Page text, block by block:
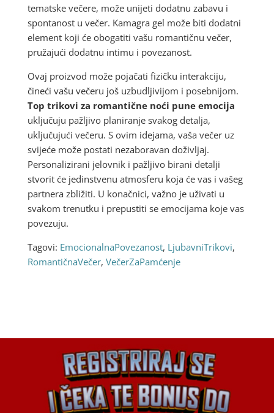
tematske večere, može unijeti dodatnu zabavu i
spontanost u večer. Kamagra gel može biti dodatni
element koji će obogatiti vašu romantičnu večer,
pružajući dodatnu intimu i povezanost.
Ovaj proizvod može pojačati fizičku interakciju,
čineći vašu večeru još uzbudljivijom i posebnijom.
Top trikovi za romantične noći pune emocija
uključuju pažljivo planiranje svakog detalja,
uključujući večeru. S ovim idejama, vaša večer uz
svijeće može postati nezaboravan doživljaj.
Personalizirani jelovnik i pažljivo birani detalji
stvorit će jedinstvenu atmosferu koja će vas i vašeg
partnera zbližiti. U konačnici, važno je uživati u
svakom trenutku i prepustiti se emocijama koje vas
povezuju.
Tagovi: EmocionalnaPovezanost, LjubavniTrikovi,
RomantičnaVečer, VečerZaPamćenje